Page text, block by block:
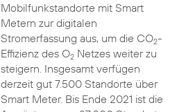
Mobilfunkstandorte mit Smart
Metern zur digitalen
Stromerfassung aus, um die CO2-
Effizienz des O2Netzes weiter zu
steigern. Insgesamt verfügen
derzeit gut 7.500 Standorte über
Smart Meter. Bis Ende 2021 ist die